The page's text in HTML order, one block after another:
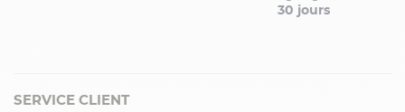
30 jours
SERVICE CLIENT